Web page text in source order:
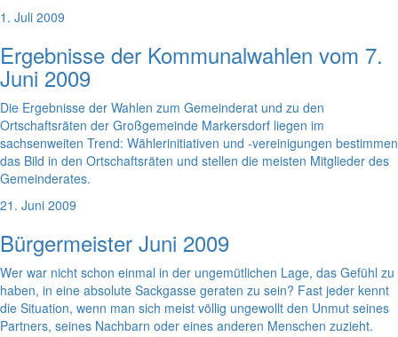
1. Juli 2009
Ergebnisse der Kommunalwahlen vom 7.
Juni 2009
Die Ergebnisse der Wahlen zum Gemeinderat und zu den
Ortschaftsräten der Großgemeinde Markersdorf liegen im
sachsenweiten Trend: Wählerinitiativen und -vereinigungen bestimmen
das Bild in den Ortschaftsräten und stellen die meisten Mitglieder des
Gemeinderates.
21. Juni 2009
Bürgermeister Juni 2009
Wer war nicht schon einmal in der ungemütlichen Lage, das Gefühl zu
haben, in eine absolute Sackgasse geraten zu sein? Fast jeder kennt
die Situation, wenn man sich meist völlig ungewollt den Unmut seines
Partners, seines Nachbarn oder eines anderen Menschen zuzieht.